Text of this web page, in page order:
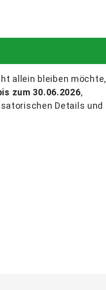
allein bleiben möchte,
zum 30.06.2026,
Details und